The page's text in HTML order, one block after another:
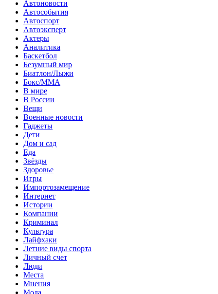
Автоновости
Автособытия
Автоспорт
Автоэксперт
Актеры
Аналитика
Баскетбол
Безумный мир
Биатлон/Лыжи
Бокс/MMA
В мире
В России
Вещи
Военные новости
Гаджеты
Дети
Дом и сад
Еда
Звёзды
Здоровье
Игры
Импортозамещение
Интернет
Истории
Компании
Криминал
Культура
Лайфхаки
Летние виды спорта
Личный счет
Люди
Места
Мнения
Мода